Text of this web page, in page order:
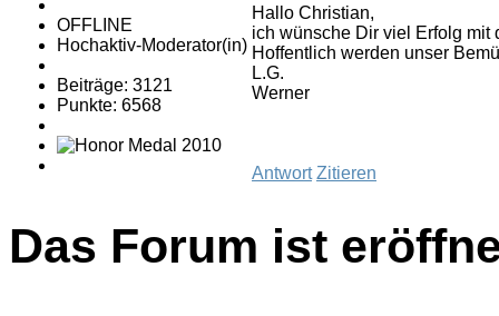
OFFLINE
Hochaktiv-Moderator(in)
Beiträge: 3121
Punkte: 6568
Hallo Christian,
ich wünsche Dir viel Erfolg mit
Hoffentlich werden unser
L.G.
Werner
Antwort Zitieren
Das Forum ist